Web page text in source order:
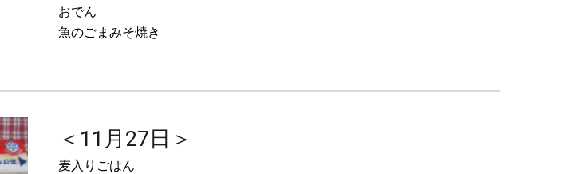
おでん
魚のごまみそ焼き
＜11月27日＞
麦入りごはん